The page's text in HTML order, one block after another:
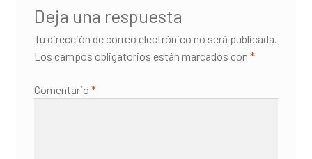
Deja una respuesta
Tu dirección de correo electrónico no será publicada.
Los campos obligatorios están marcados con *
Comentario *